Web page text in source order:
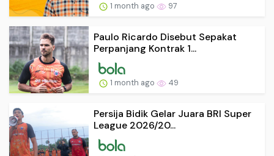
1 month ago 97
Paulo Ricardo Disebut Sepakat
Perpanjang Kontrak 1...
1 month ago 49
Persija Bidik Gelar Juara BRI Super
League 2026/20...